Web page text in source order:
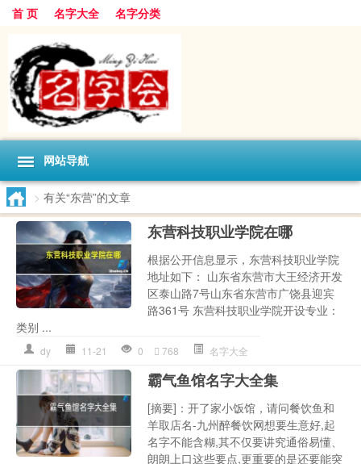
首 页 名字大全 名字分类
网站导航
> 有关“东营”的文章
东营科技职业学院在哪
根据公开信息显示，东营科技职业学院
地址如下： 山东省东营市大王经济开发
区泰山路7号山东省东营市广饶县迎宾
路361号 东营科技职业学院开设专业：
类别 ...
dy 11-21 0 768 名字大全
霸气鱼馆名字大全集
[摘要]：开了家小饭馆，请问餐饮鱼和
羊取店名-九州醉餐饮网想要生意好,起
名字不能含糊,其不仅要讲究通俗易懂、
朗朗上口这些要点,更重要的是还要能突